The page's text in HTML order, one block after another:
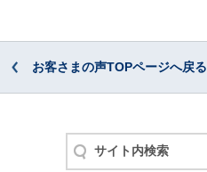
お客さまの声TOPページへ戻る